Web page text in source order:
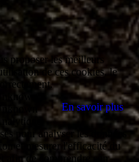
proposer les meilleurs
de ces cookies, le
En savoir plus
Unknown
Analytique
pour analyser les données
et mesurer l'efficacité du
afin de comprendre son